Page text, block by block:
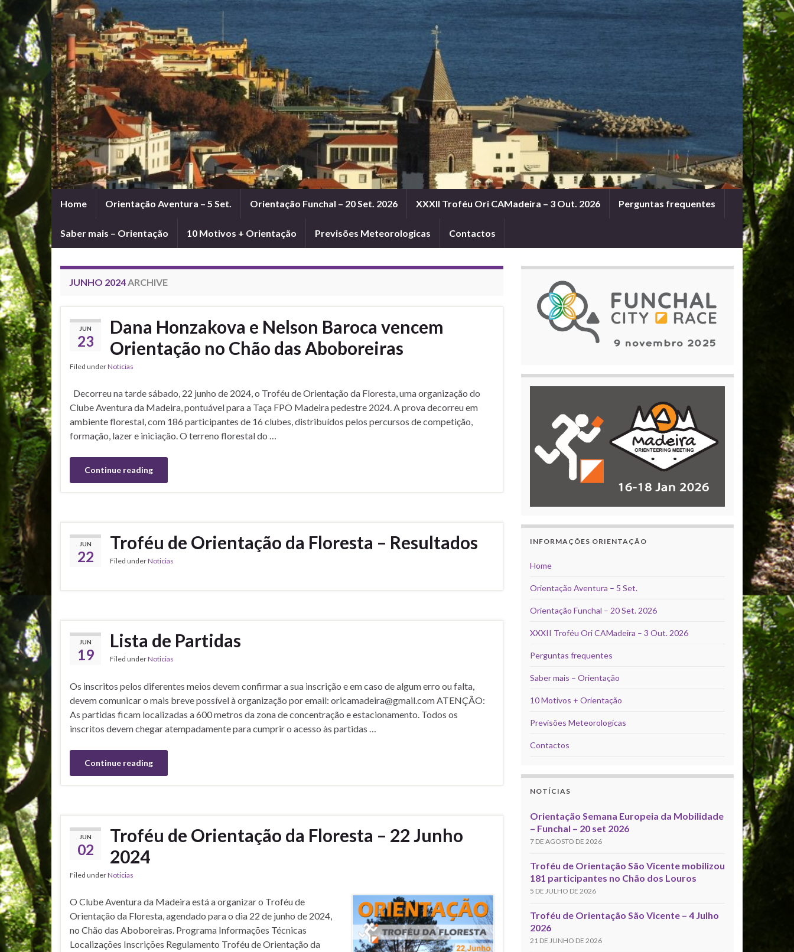
Home Orientação Aventura – 5 Set. Orientação Funchal – 20 Set. 2026 XXXII Troféu Ori CAMadeira – 3 Out. 2026 Perguntas frequentes
Saber mais – Orientação 10 Motivos + Orientação Previsões Meteorologicas Contactos
JUNHO 2024ARCHIVE
JUN
23
Dana Honzakova e Nelson Baroca vencem
Orientação no Chão das Aboboreiras
Filed underNoticias
Decorreu na tarde sábado, 22 junho de 2024, o Troféu de Orientação da Floresta, uma organização do
Clube Aventura da Madeira, pontuável para a Taça FPO Madeira pedestre 2024. A prova decorreu em
ambiente florestal, com 186 participantes de 16 clubes, distribuídos pelos percursos de competição,
formação, lazer e iniciação. O terreno florestal do …
Continue reading
JUN
22
Troféu de Orientação da Floresta – Resultados
Filed underNoticias
JUN
19
Lista de Partidas
Filed underNoticias
Os inscritos pelos diferentes meios devem confirmar a sua inscrição e em caso de algum erro ou falta,
devem comunicar o mais breve possível à organização por email: oricamadeira@gmail.com ATENÇÃO:
As partidas ficam localizadas a 600 metros da zona de concentração e estacionamento. Todos os
inscritos devem chegar atempadamente para cumprir o acesso às partidas …
Continue reading
JUN
02
Troféu de Orientação da Floresta – 22 Junho
2024
Filed underNoticias
O Clube Aventura da Madeira está a organizar o Troféu de
Orientação da Floresta, agendado para o dia 22 de junho de 2024,
no Chão das Aboboreiras. Programa Informações Técnicas
Localizações Inscrições Regulamento Troféu de Orientação da
INFORMAÇÕES ORIENTAÇÃO
Home
Orientação Aventura – 5 Set.
Orientação Funchal – 20 Set. 2026
XXXII Troféu Ori CAMadeira – 3 Out. 2026
Perguntas frequentes
Saber mais – Orientação
10 Motivos + Orientação
Previsões Meteorologicas
Contactos
NOTÍCIAS
Orientação Semana Europeia da Mobilidade
– Funchal – 20 set 2026
7 DE AGOSTO DE 2026
Troféu de Orientação São Vicente mobilizou
181 participantes no Chão dos Louros
5 DE JULHO DE 2026
Troféu de Orientação São Vicente – 4 Julho
2026
21 DE JUNHO DE 2026